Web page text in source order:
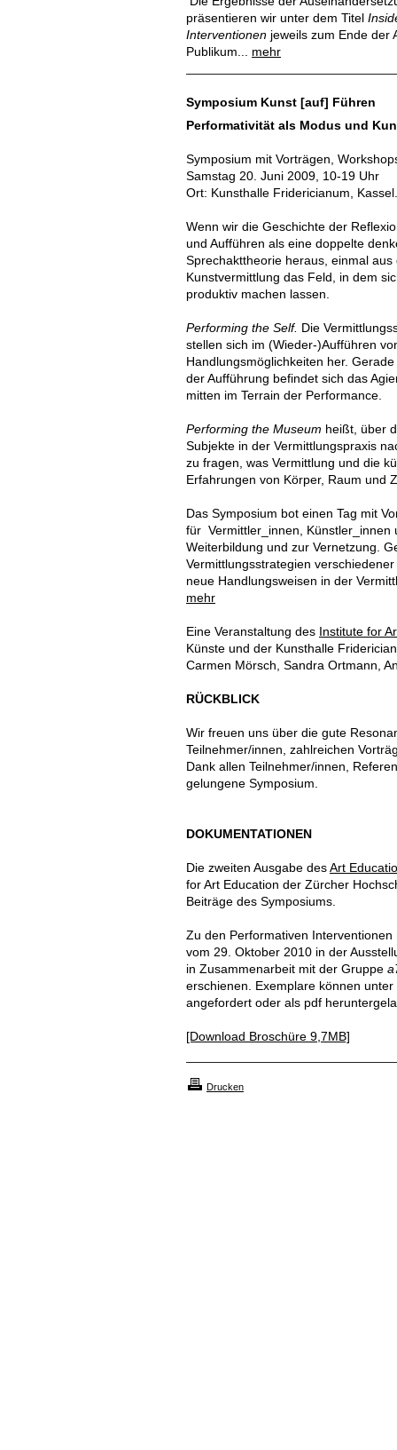
präsentieren wir unter dem Titel
Interventionen jeweils zum Ende der
Publikum... mehr
Symposium Kunst [auf] Führen
Performativität als Modus und
Symposium mit Vorträgen,
Samstag 20. Juni 2009, 10-19 Uhr
Ort: Kunsthalle Fridericianum, Kassel.
Wenn wir die Geschichte der
und Aufführen als eine doppelte
Sprechakttheorie heraus, einmal
Kunstvermittlung das Feld, in dem
produktiv machen lassen.
Performing the Self. Die
stellen sich im (Wieder-)Aufführen
Handlungsmöglichkeiten her.
der Aufführung befindet sich das
mitten im Terrain der Performance.
Performing the Museum heißt, über
Subjekte in der Vermittlungspraxis
zu fragen, was Vermittlung und die
Erfahrungen von Körper, Raum und
Das Symposium bot einen Tag mit
für Vermittler_innen, Künstler_innen
Weiterbildung und zur Vernetzung.
Vermittlungsstrategien
neue Handlungsweisen in der
mehr
Eine Veranstaltung des Institute for
Künste und der Kunsthalle
Carmen Mörsch, Sandra Ortmann,
RÜCKBLICK
Wir freuen uns über die gute
Teilnehmer/innen, zahlreichen
Dank allen Teilnehmer/innen,
gelungene Symposium.
DOKUMENTATIONEN
Die zweiten Ausgabe des Art
for Art Education der Zürcher
Beiträge des Symposiums.
Zu den Performativen
vom 29. Oktober 2010 in der
in Zusammenarbeit mit der Gruppe
erschienen. Exemplare können unter
angefordert oder als pdf
[Download Broschüre 9,7MB]
Drucken